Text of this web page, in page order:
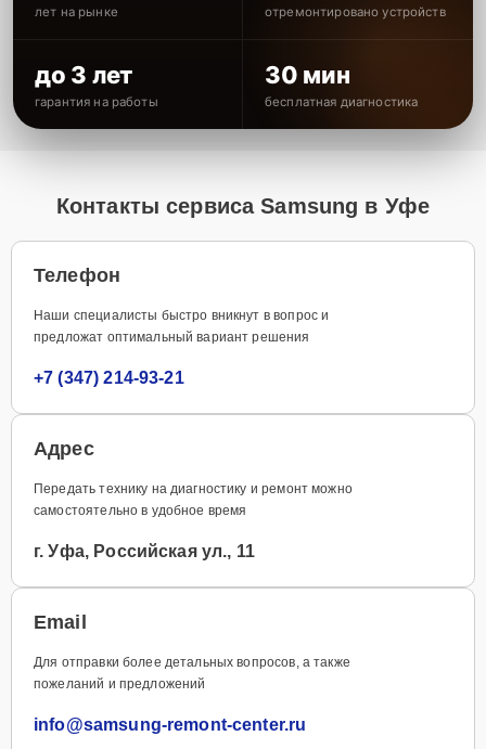
лет на рынке отремонтировано устройств
до 3 лет
гарантия на работы
30 мин
бесплатная диагностика
Контакты сервиса Samsung в Уфе
Телефон
Наши специалисты быстро вникнут в вопрос и
предложат оптимальный вариант решения
+7 (347) 214-93-21
Адрес
Передать технику на диагностику и ремонт можно
самостоятельно в удобное время
г. Уфа, Российская ул., 11
Email
Для отправки более детальных вопросов, а также
пожеланий и предложений
info@samsung-remont-center.ru